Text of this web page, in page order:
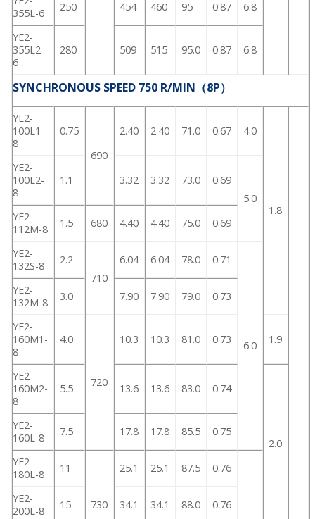
355L-6
250 454 460 95 0.87 6.8
YE2-
355L2-
6
280 509 515 95.0 0.87 6.8
SYNCHRONOUS SPEED 750 R/MIN（8P）
YE2-
100L1-
8
0.75
690
2.40 2.40 71.0 0.67 4.0
1.8
YE2-
100L2-
8
1.1 3.32 3.32 73.0
0.69
5.0
YE2-
112M-8
1.5 680 4.40 4.40 75.0 0.69
YE2-
132S-8
2.2
710
6.04 6.04 78.0 0.71
6.0
YE2-
132M-8
3.0 7.90 7.90 79.0 0.73
YE2-
160M1-
8
4.0
720
10.3 10.3 81.0 0.73 1.9
YE2-
160M2-
8
5.5 13.6 13.6 83.0 0.74
2.0
YE2-
160L-8
7.5 17.8 17.8 85.5 0.75
YE2-
180L-8
11
730
25.1 25.1 87.5 0.76
YE2-
200L-8
15 34.1 34.1 88.0 0.76